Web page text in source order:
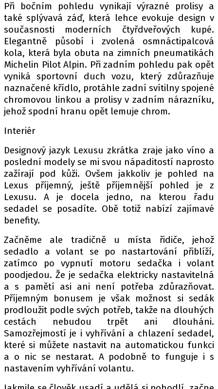
Při bočním pohledu vynikají výrazné prolisy a
také splývavá záď, která lehce evokuje design v
současnosti moderních čtyřdveřových kupé.
Elegantně působí i zvolená osmnáctipalcová
kola, která byla obuta na zimních pneumatikách
Michelin Pilot Alpin. Při zadním pohledu pak opět
vyniká sportovní duch vozu, který zdůrazňuje
naznačené křídlo, protáhle zadní svítilny spojené
chromovou linkou a prolisy v zadním nárazníku,
jehož spodní hranu opět lemuje chrom.
Interiér
Designový jazyk Lexusu zkrátka zraje jako víno a
poslední modely se mi svou nápaditostí naprosto
zažírají pod kůži. Ovšem jakkoliv je pohled na
Lexus příjemný, ještě příjemnější pohled je z
Lexusu. A je docela jedno, na kterou řadu
sedadel se posadíte. Obě totiž nabízí zajímavé
benefity.
Začněme ale tradičně u místa řidiče, jehož
sedadlo a volant se po nastartování přiblíží,
zatímco po vypnutí motoru sedačka i volant
poodjedou. Že je sedačka elektricky nastavitelná
a s pamětí asi ani není potřeba zdůrazňovat.
Příjemným bonusem je však možnost si sedák
prodloužit podle svých potřeb, takže na dlouhých
cestách nebudou trpět ani dlouháni.
Samozřejmostí je i vyhřívání a chlazení sedadel,
které si můžete nastavit na automatickou funkci
a o nic se nestarat. A podobně to funguje i s
nastavením vyhřívání volantu.